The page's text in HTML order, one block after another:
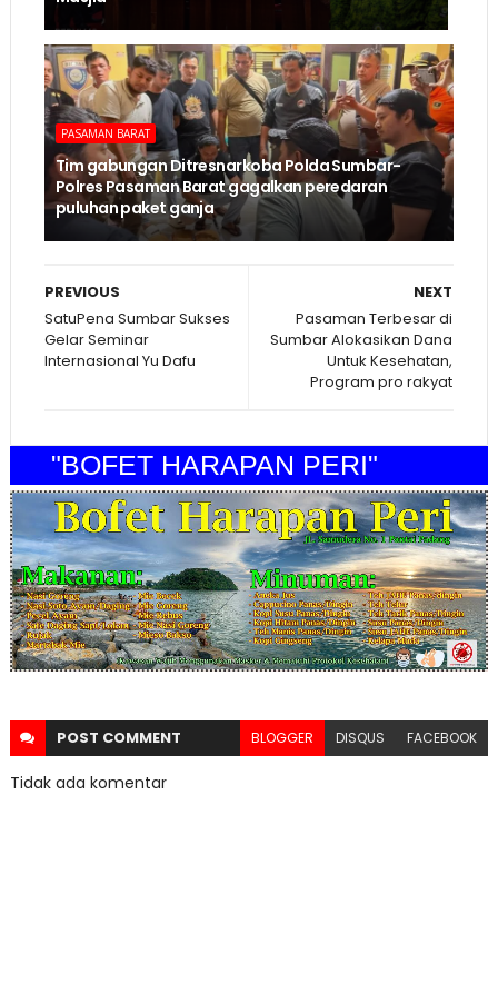
PASAMAN BARAT
Tim gabungan Ditresnarkoba Polda Sumbar-
Polres Pasaman Barat gagalkan peredaran
puluhan paket ganja
NEXT
Pasaman Terbesar di
Sumbar Alokasikan Dana
Untuk Kesehatan,
Program pro rakyat
PREVIOUS
SatuPena Sumbar Sukses
Gelar Seminar
Internasional Yu Dafu
"BOFET HARAPAN PERI"
POST COMMENT BLOGGER DISQUS FACEBOOK
Tidak ada komentar